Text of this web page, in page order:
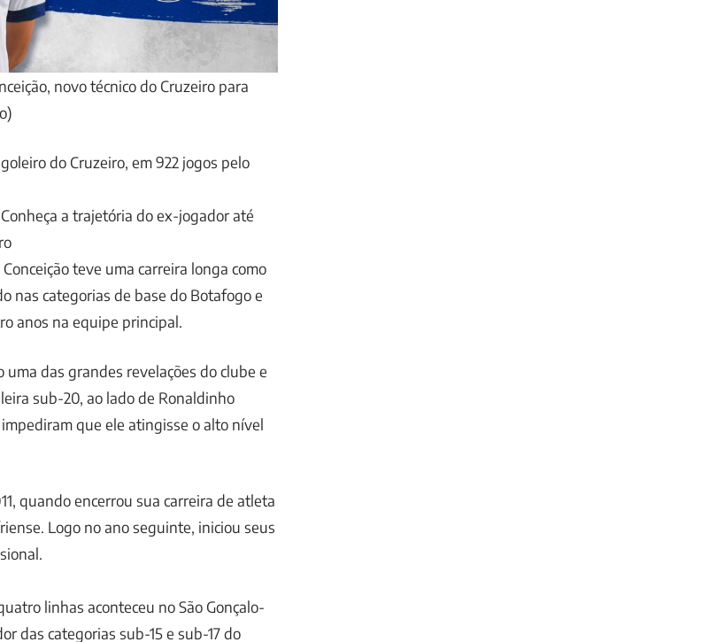
novo técnico do Cruzeiro para
do Cruzeiro, em 922 jogos pelo
a trajetória do ex-jogador até
teve uma carreira longa como
nas categorias de base do Botafogo e
anos na equipe principal.
uma das grandes revelações do clube e
sub-20, ao lado de Ronaldinho
que ele atingisse o alto nível
quando encerrou sua carreira de atleta
Logo no ano seguinte, iniciou seus
linhas aconteceu no São Gonçalo-
das categorias sub-15 e sub-17 do